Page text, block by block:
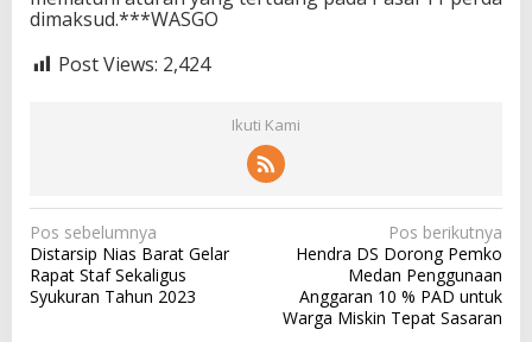
dimaksud.***WASGO
Post Views: 2,424
Ikuti Kami
N
a
v
Pos sebelumnya
Distarsip Nias Barat Gelar
Rapat Staf Sekaligus
Syukuran Tahun 2023
Pos berikutnya
Hendra DS Dorong Pemko
Medan Penggunaan
Anggaran 10 % PAD untuk
Warga Miskin Tepat Sasaran